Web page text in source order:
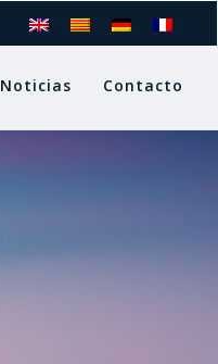
Noticias Contacto